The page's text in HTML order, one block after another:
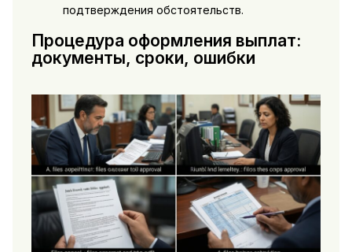
подтверждения обстоятельств.
Процедура оформления выплат:
документы, сроки, ошибки